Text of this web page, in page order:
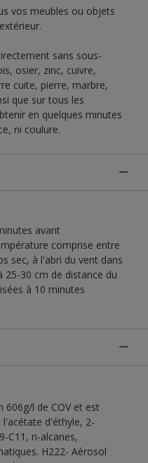
vos meubles ou objets
sans sous-
osier, zinc, cuivre,
cuite, pierre, marbre,
que sur tous les
en quelques minutes
ni coulure.
avant
comprise entre
sec, à l'abri du vent dans
25-30 cm de distance du
à 10 minutes
l de COV et est
l'acétate d'éthyle, 2-
C11, n-alcanes,
H222- Aérosol